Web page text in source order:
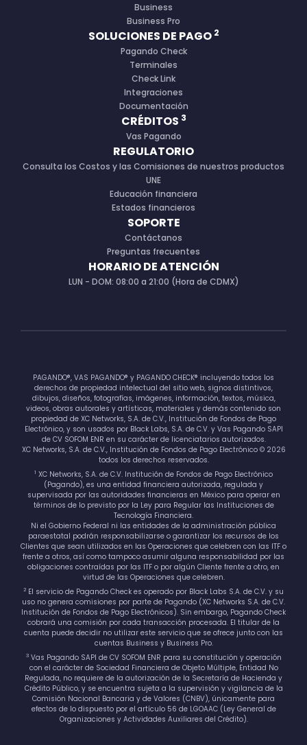
Business
Business Pro
SOLUCIONES DE PAGO 2
Pagando Check
Terminales
Check Link
Integraciones
Documentación
CRÉDITOS 3
Vas Pagando
REGULATORIO
Consulta los Costos y las Comisiones de nuestros productos
UNE
Educación financiera
Estados financieros
SOPORTE
Contáctanos
Preguntas frecuentes
HORARIO DE ATENCIÓN
LUN - DOM: 08:00 a 21:00 (Hora de CDMX)
PAGANDO®, VAS PAGANDO® y PAGANDO CHECK® incluyendo todos los
derechos de propiedad intelectual del sitio web, signos distintivos,
dibujos, diseños, fotografías, imágenes, información, textos, música,
videos, obras autorales y artísticas, materiales y demás contenido son
propiedad de XC Networks, S.A. de C.V., Institución de Fondos de Pago
Electrónico, y son usados por Black Labs, S.A. de C.V. y Vas Pagando SAPI
de CV SOFOM ENR en su carácter de licenciatarios autorizados.
XC Networks, S.A. de C.V., Institución de Fondos de Pago Electrónico © 2026
todos los derechos reservados.
1 XC Networks, S.A. de C.V. Institución de Fondos de Pago Electrónico
(Pagando), es una entidad financiera autorizada, regulada y
supervisada por las autoridades financieras en México para operar en
términos de lo previsto por la Ley para Regular las Instituciones de
Tecnología Financiera.
Ni el Gobierno Federal ni las entidades de la administración pública
paraestatal podrán responsabilizarse o garantizar los recursos de los
Clientes que sean utilizados en las Operaciones que celebren con las ITF o
frente a otros, así como tampoco asumir alguna responsabilidad por las
obligaciones contraídas por las ITF o por algún Cliente frente a otro, en
virtud de las Operaciones que celebren.
2 El servicio de Pagando Check es operado por Black Labs S.A. de C.V. y su
uso no genera comisiones por parte de Pagando (XC Networks S.A. de C.V.
Institución de Fondos de Pago Electrónicos). Sin embargo, Pagando Check
cobrará una comisión por cada transacción procesada. El titular de la
cuenta puede decidir no utilizar este servicio que se ofrece junto con las
cuentas Business y Business Pro.
3Vas Pagando SAPI de CV SOFOM ENR para su constitución y operación
con el carácter de Sociedad Financiera de Objeto Múltiple, Entidad No
Regulada, no requiere de la autorización de la Secretaría de Hacienda y
Crédito Público, y se encuentra sujeta a la supervisión y vigilancia de la
Comisión Nacional Bancaria y de Valores (CNBV), únicamente para
efectos de lo dispuesto por el artículo 56 de LGOAAC (Ley General de
Organizaciones y Actividades Auxiliares del Crédito).